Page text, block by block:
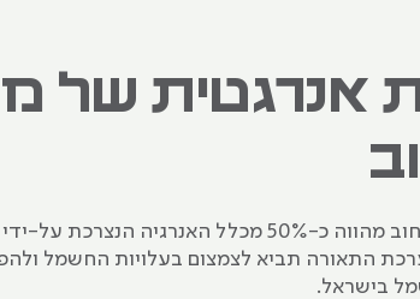
אנרגטית
האנרגיה הנצרכת לטובת תאורת הרחוב מהווה כ-50% מכלל
התאורה תביא לצמצום בעלויות החשמל
בישראל.